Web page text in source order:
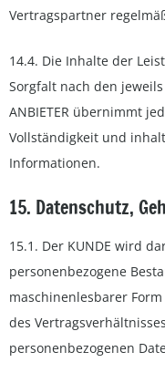
Vertragspartner
14.4. Die Inhalte der
Sorgfalt nach den
ANBIETER übernimmt
Vollständigkeit und
Informationen.
15. Datenschutz,
15.1. Der KUNDE wird
personenbezogene
maschinenlesbarer
des
personenbezogenen